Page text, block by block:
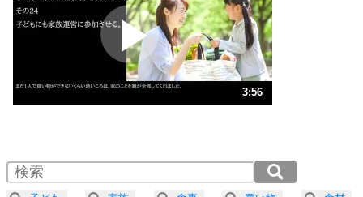
プラス思考
ポジティブになれない原因は、行動しないから。
ポジティブ思考になる30の方法
ストレス対策
人生、なんとかなるもの。
気楽に生きる30の方法
4 器の大きい人は、怒りを優しさで表現する。
3:56
2.0倍速 （463KB 1分58秒）
2.5倍速 （371KB 1分34秒）